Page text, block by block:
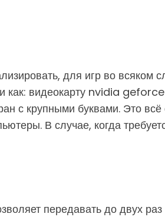
для игр во всяком
как: видеокарту nvidia
с крупными буквами. Это
В случае, когда
передавать до двух